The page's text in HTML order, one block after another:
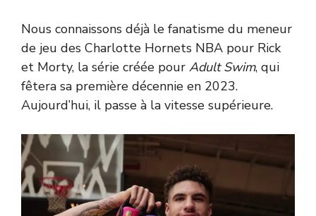
Nous connaissons déjà le fanatisme du meneur
de jeu des Charlotte Hornets NBA pour Rick
et Morty, la série créée pour Adult Swim, qui
fêtera sa première décennie en 2023.
Aujourd’hui, il passe à la vitesse supérieure.